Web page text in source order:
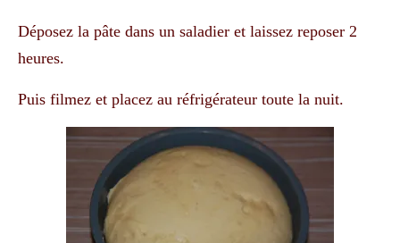
Déposez la pâte dans un saladier et laissez reposer 2
heures.
Puis filmez et placez au réfrigérateur toute la nuit.